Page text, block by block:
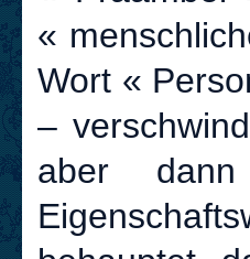
«
Wort «
–
aber